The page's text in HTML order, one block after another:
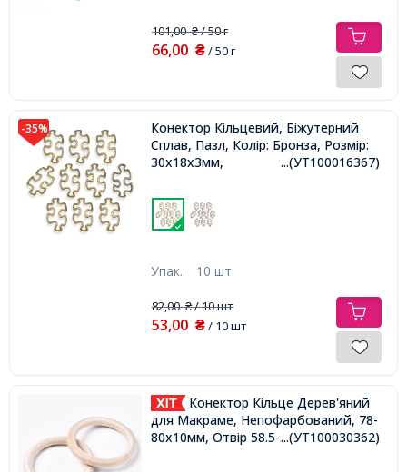
101,00₴/ 50 г
66,00 ₴/ 50 г
-35%
Конектор Кільцевий, Біжутерний
Сплав, Пазл, Колір: Бронза, Розмір:
30х18х3мм,
...(УТ100016367)
Упак.: 10 шт
82,00₴/ 10 шт
53,00 ₴/ 10 шт
Конектор Кільце Дерев'яний
для Макраме, Непофарбований, 78-
80х10мм, Отвір 58.5-59.5мм,...(УТ100030362)